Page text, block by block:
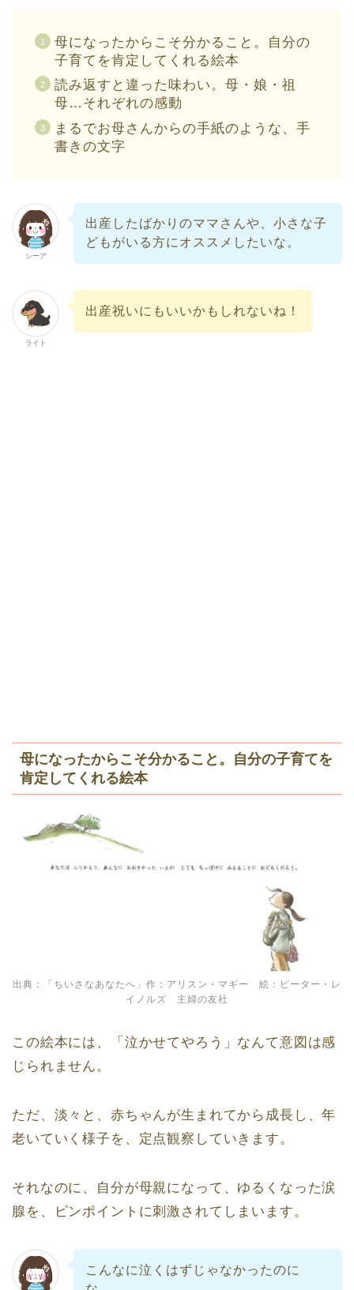
母になったからこそ分かること。自分の
子育てを肯定してくれる絵本
読み返すと違った味わい。母・娘・祖
母…それぞれの感動
まるでお母さんからの手紙のような、手
書きの文字
シーア
出産したばかりのママさんや、小さな子
どもがいる方にオススメしたいな。
ライト
出産祝いにもいいかもしれないね！
母になったからこそ分かること。自分の子育てを
肯定してくれる絵本
出典：「ちいさなあなたへ」作：アリスン・マギー 絵：ピーター・レ
イノルズ 主婦の友社
この絵本には、「泣かせてやろう」なんて意図は感
じられません。
ただ、淡々と、赤ちゃんが生まれてから成長し、年
老いていく様子を、定点観察していきます。
それなのに、自分が母親になって、ゆるくなった涙
腺を、ピンポイントに刺激されてしまいます。
こんなに泣くはずじゃなかったのに